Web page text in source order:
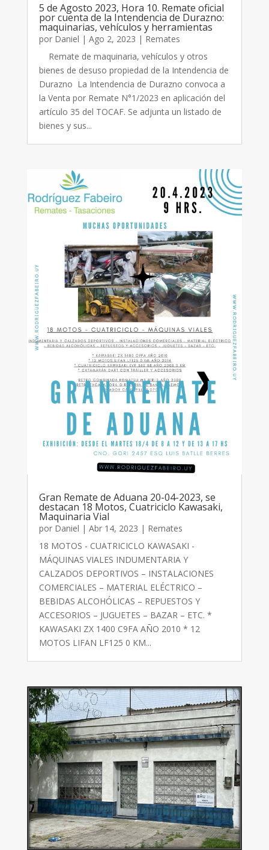
5 de Agosto 2023, Hora 10. Remate oficial
por cuenta de la Intendencia de Durazno:
maquinarias, vehículos y herramientas
por Daniel | Ago 2, 2023 | Remates
Remate de maquinaria, vehículos y otros
bienes de desuso propiedad de la Intendencia de
Durazno La Intendencia de Durazno convoca a
la Venta por Remate N°1/2023 en aplicación del
artículo 35 del TOCAF. Se adjunta un listado de
bienes y sus...
Gran Remate de Aduana 20-04-2023, se
destacan 18 Motos, Cuatriciclo Kawasaki,
Maquinaria Vial
por Daniel | Abr 14, 2023 | Remates
18 MOTOS - CUATRICICLO KAWASAKI -
MÁQUINAS VIALES INDUMENTARIA Y
CALZADOS DEPORTIVOS – INSTALACIONES
COMERCIALES – MATERIAL ELÉCTRICO –
BEBIDAS ALCOHÓLICAS – REPUESTOS Y
ACCESORIOS – JUGUETES – BAZAR – ETC. *
KAWASAKI ZX 1400 C9FA AÑO 2010 * 12
MOTOS LIFAN LF125 0 KM...